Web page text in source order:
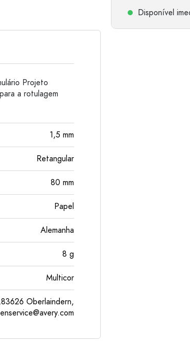
Disponível
Projeto
a rotulagem
1,5 mm
Retangular
80 mm
Papel
Alemanha
8 g
Multicor
Oberlaindern,